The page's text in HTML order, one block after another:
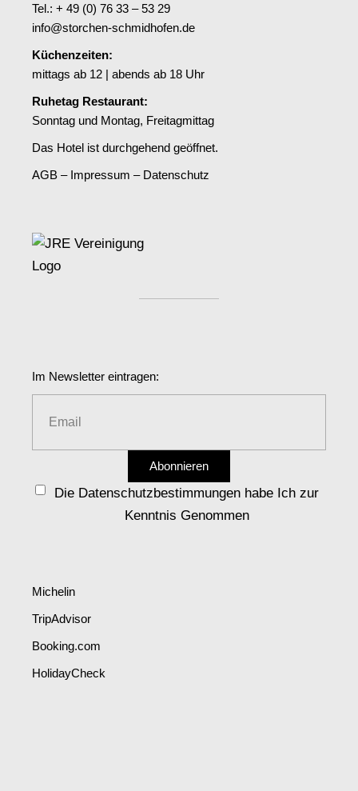
Tel.: + 49 (0) 76 33 – 53 29
info@storchen-schmidhofen.de
Küchenzeiten:
mittags ab 12 | abends ab 18 Uhr
Ruhetag Restaurant:
Sonntag und Montag, Freitagmittag
Das Hotel ist durchgehend geöffnet.
AGB – Impressum – Datenschutz
Im Newsletter eintragen:
Die Datenschutzbestimmungen habe Ich zur
Kenntnis Genommen
Michelin
TripAdvisor
Booking.com
HolidayCheck